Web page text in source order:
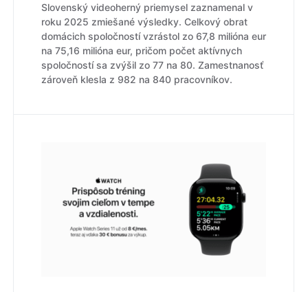
Slovenský videoherný priemysel zaznamenal v
roku 2025 zmiešané výsledky. Celkový obrat
domácich spoločností vzrástol zo 67,8 milióna eur
na 75,16 milióna eur, pričom počet aktívnych
spoločností sa zvýšil zo 77 na 80. Zamestnanosť
zároveň klesla z 982 na 840 pracovníkov.